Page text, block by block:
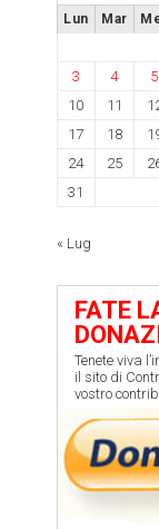
Lun Mar
3
4 5
10
11
17
18
24
25
31
« Lug
FATE
Tenete viva
il sito di
vostro